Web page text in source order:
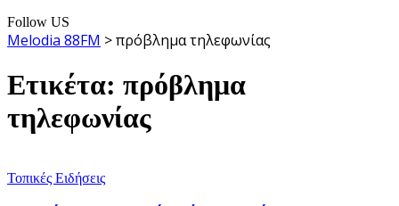
Follow US
Melodia 88FM >πρόβλημα τηλεφωνίας
Ετικέτα: πρόβλημα
τηλεφωνίας
Τοπικές Ειδήσεις